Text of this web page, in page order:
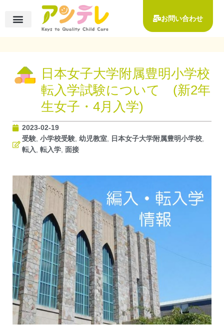
お問い合わせ
日本女子大学附属豊明小学校
転入学試験について (新2年
生女子・4月入学)
2023-02-19
受験, 小学校受験, 幼児教室, 日本女子大学附属豊明小学校,
転入, 転入学, 面接